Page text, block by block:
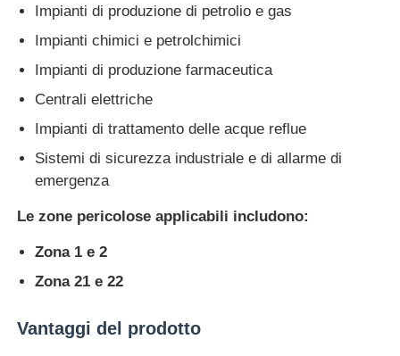
Illuminazione protetta contro le esplosioni
Luce protetta contro le esplosioni dell'allarme
ventilatore antideflagrante
Casella a prova di esplosione
Impianti di produzione di petrolio e gas
Impianti chimici e petrolchimici
Impianti di produzione farmaceutica
Centrali elettriche
Impianti di trattamento delle acque reflue
Sistemi di sicurezza industriale e di allarme di
emergenza
Le zone pericolose applicabili includono:
Zona 1 e 2
Zona 21 e 22
Vantaggi del prodotto